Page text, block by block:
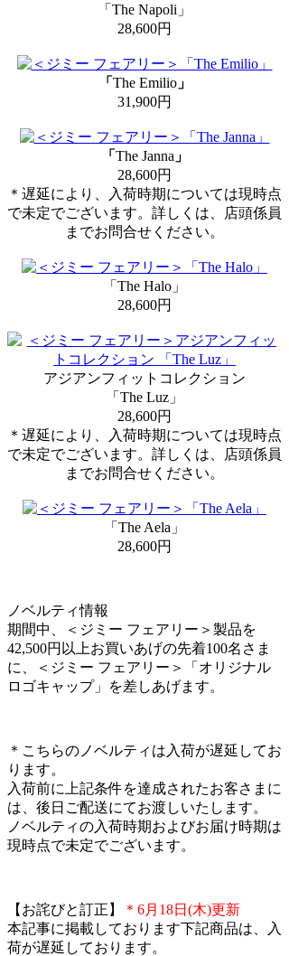
「The Napoli」
28,600円
「 The Emilio」
31,900円
「 The Janna 」
28,600円
＊遅延により、入荷時期については現時点
で未定でございます。詳しくは、店頭係員
までお問合せください。
「The Halo」
28,600円
アジアンフィットコレクション
「The Luz」
28,600円
＊遅延により、入荷時期については現時点
で未定でございます。詳しくは、店頭係員
までお問合せください。
「The Aela」
28,600円
ノベルティ情報
期間中、＜ジミー フェアリー＞製品を
42,500円以上お買いあげの先着100名さま
に、＜ジミー フェアリー＞「オリジナル
ロゴキャップ」を差しあげます。
＊こちらのノベルティは入荷が遅延してお
ります。
入荷前に上記条件を達成されたお客さまに
は、後日ご配送にてお渡しいたします。
ノベルティの入荷時期およびお届け時期は
現時点で未定でございます。
【お詫びと訂正】
＊6月18日(木)更新
本記事に掲載しております下記商品は、入
荷が遅延しております。